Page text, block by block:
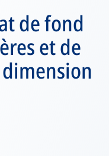
de fond
et de